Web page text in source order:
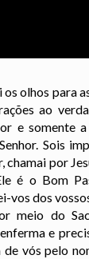
os olhos para
ao
e somente
Sois
chamai por
é o Bom
vos dos
meio do
e
de vós pelo